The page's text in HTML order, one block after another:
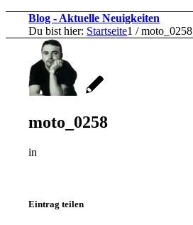
Blog - Aktuelle Neuigkeiten
Du bist hier: Startseite1 / moto_0258
moto_0258
in
Eintrag teilen